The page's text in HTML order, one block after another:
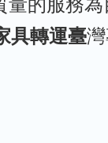
量的服務為
具轉運臺